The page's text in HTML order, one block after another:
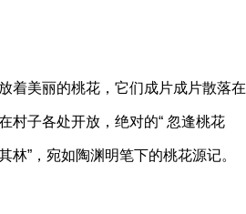
着美丽的桃花，它们成片成片散落在
村子各处开放，绝对的“ 忽逢桃花
”，宛如陶渊明笔下的桃花源记。